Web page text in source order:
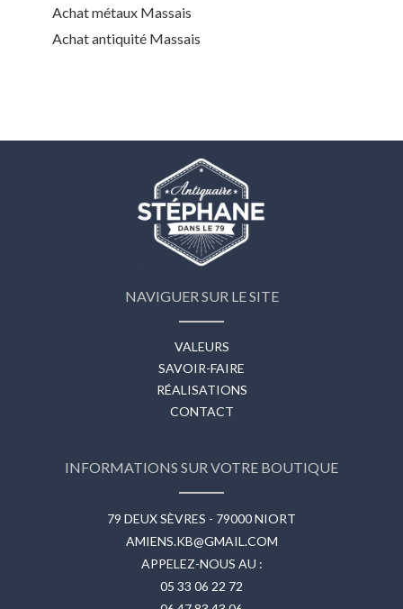
Achat métaux Massais
Achat antiquité Massais
NAVIGUER SUR LE SITE
VALEURS
SAVOIR-FAIRE
RÉALISATIONS
CONTACT
INFORMATIONS SUR VOTRE BOUTIQUE
79 DEUX SÈVRES - 79000 NIORT
AMIENS.KB@GMAIL.COM
APPELEZ-NOUS AU :
05 33 06 22 72